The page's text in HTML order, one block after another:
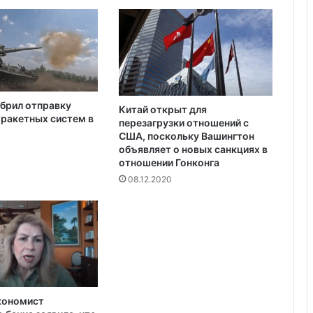
Украина получила одобрение
кредита на $880 млн от Совета
директоров МВФ
а
в
д
а
л
и
отправку
систем в
Китай открыт для
перезагрузки отношений с
США, поскольку Вашингтон
объявляет о новых санкциях в
отношении Гонконга
08.12.2020